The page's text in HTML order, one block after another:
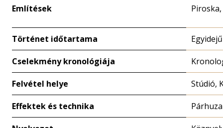
Említések
Történet időtartama
Cselekmény kronológiája
Felvétel helye Stúdió,
Effektek és technika